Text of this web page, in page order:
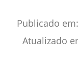
Publicado em:
Atualizado